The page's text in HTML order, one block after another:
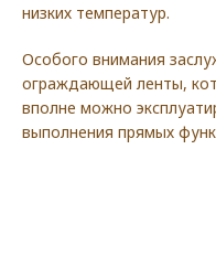
низких температур.
Особого внимания
ограждающей ленты,
вполне можно
выполнения прямых